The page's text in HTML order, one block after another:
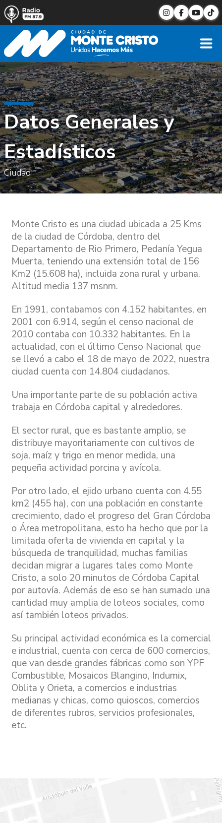
Datos Generales y
Datos Generales y
Estadísticos
Ciudad
Monte Cristo es una ciudad ubicada a 25 Kms
de la ciudad de Córdoba, dentro del
Departamento de Rio Primero, Pedanía Yegua
Muerta, teniendo una extensión total de 156
Km2 (15.608 ha), incluida zona rural y urbana.
Altitud media 137 msnm.
En 1991, contabamos con 4.152 habitantes, en
2001 con 6.914, según el censo nacional de
2010 contaba con 10.332 habitantes. En la
actualidad, con el último Censo Nacional que
se llevó a cabo el 18 de mayo de 2022, nuestra
ciudad cuenta con 14.804 ciudadanos.
Una importante parte de su población activa
trabaja en Córdoba capital y alrededores.
El sector rural, que es bastante amplio, se
distribuye mayoritariamente con cultivos de
soja, maíz y trigo en menor medida, una
pequeña actividad porcina y avícola.
Por otro lado, el ejido urbano cuenta con 4.55
km2 (455 ha), con una población en constante
crecimiento, dado el progreso del Gran Córdoba
o Área metropolitana, esto ha hecho que por la
limitada oferta de vivienda en capital y la
búsqueda de tranquilidad, muchas familias
decidan migrar a lugares tales como Monte
Cristo, a solo 20 minutos de Córdoba Capital
por autovía. Además de eso se han sumado una
cantidad muy amplia de loteos sociales, como
así también loteos privados.
Su principal actividad económica es la comercial
e industrial, cuenta con cerca de 600 comercios,
que van desde grandes fábricas como son YPF
Combustible, Mosaicos Blangino, Indumix,
Oblita y Orieta, a comercios e industrias
medianas y chicas, como quioscos, comercios
de diferentes rubros, servicios profesionales,
etc.